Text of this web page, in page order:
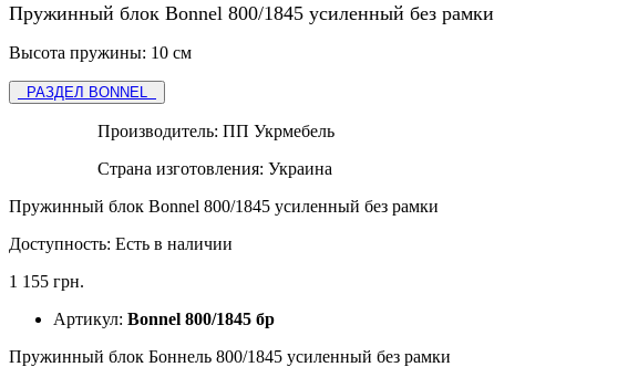
Пружинный блок Bonnel 800/1845 усиленный без рамки
Высота пружины: 10 см
РАЗДЕЛ BONNEL
Производитель: ПП Укрмебель
Страна изготовления: Украина
Пружинный блок Bonnel 800/1845 усиленный без рамки
Доступность: Есть в наличии
1 155 грн.
Артикул: Bonnel 800/1845 бр
Пружинный блок Боннель 800/1845 усиленный без рамки